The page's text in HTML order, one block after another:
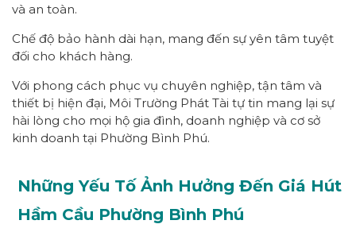
và an toàn.
Chế độ bảo hành dài hạn, mang đến sự yên tâm tuyệt
đối cho khách hàng.
Với phong cách phục vụ chuyên nghiệp, tận tâm và
thiết bị hiện đại, Môi Trường Phát Tài tự tin mang lại sự
hài lòng cho mọi hộ gia đình, doanh nghiệp và cơ sở
kinh doanh tại Phường Bình Phú.
Những Yếu Tố Ảnh Hưởng Đến Giá Hút
Hầm Cầu Phường Bình Phú